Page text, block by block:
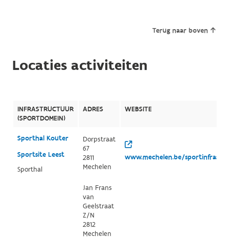
Terug naar boven
Locaties activiteiten
INFRASTRUCTUUR
(SPORTDOMEIN)
ADRES WEBSITE
Sporthal Kouter
Sportsite Leest
Sporthal
Dorpstraat
67
2811
Mechelen
www.mechelen.be/
Jan Frans
van
Geelstraat
Z/N
2812
Mechelen